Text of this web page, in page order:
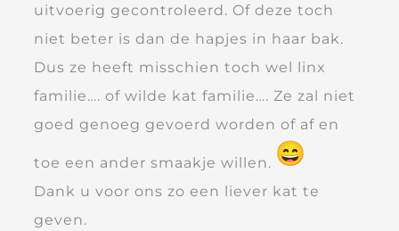
uitvoerig gecontroleerd. Of deze toch
niet beter is dan de hapjes in haar bak.
Dus ze heeft misschien toch wel linx
familie…. of wilde kat familie…. Ze zal niet
goed genoeg gevoerd worden of af en
toe een ander smaakje willen.
Dank u voor ons zo een liever kat te
geven.